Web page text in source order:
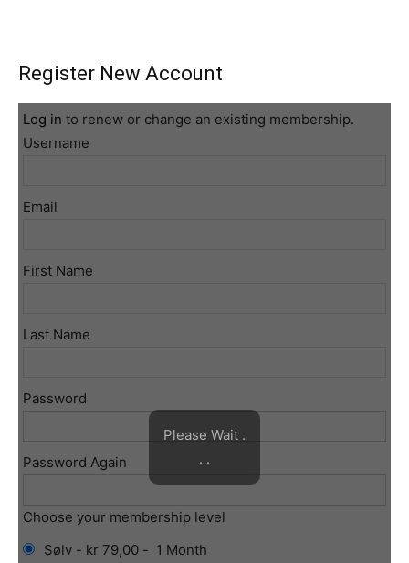
Register New Account
Log in to renew or change an existing membership.
Username
Email
First Name
Last Name
Password
Password Again
Choose your membership level
Sølv - kr 79,00 - 1 Month
Please Wait .
. .